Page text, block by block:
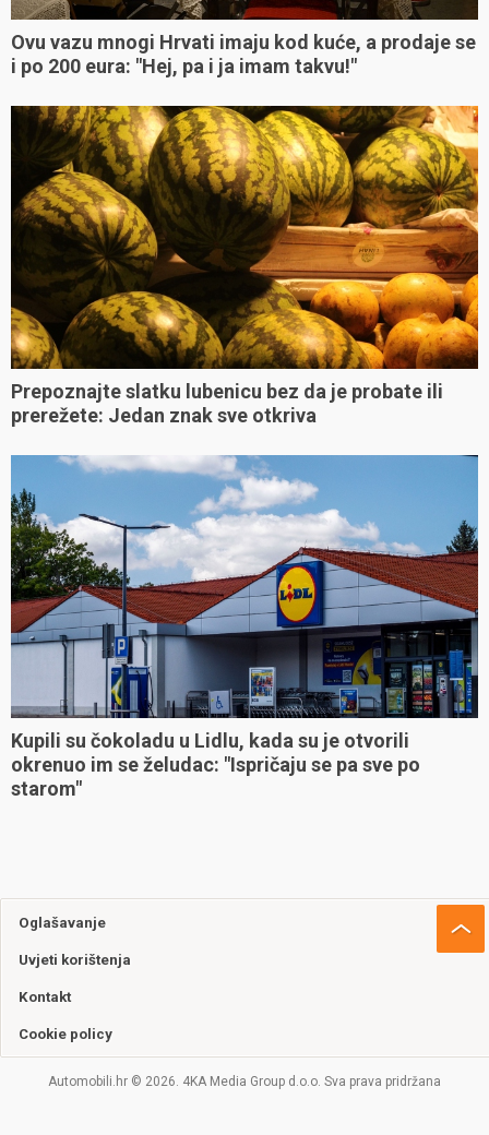
Ovu vazu mnogi Hrvati imaju kod kuće, a prodaje se
i po 200 eura: "Hej, pa i ja imam takvu!"
Prepoznajte slatku lubenicu bez da je probate ili
prerežete: Jedan znak sve otkriva
Kupili su čokoladu u Lidlu, kada su je otvorili
okrenuo im se želudac: "Ispričaju se pa sve po
starom"
Oglašavanje
Uvjeti korištenja
Kontakt
Cookie policy
Automobili.hr © 2026. 4KA Media Group d.o.o. Sva prava pridržana